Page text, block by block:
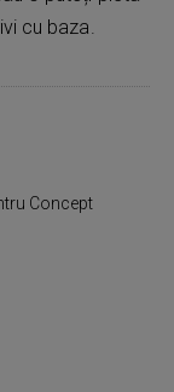
cu baza.
Concept